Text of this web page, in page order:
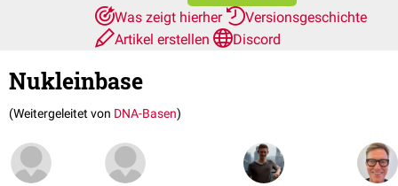
Was zeigt hierher
Versionsgeschichte
Artikel erstellen
Discord
Nukleinbase
(Weitergeleitet von DNA-Basen)